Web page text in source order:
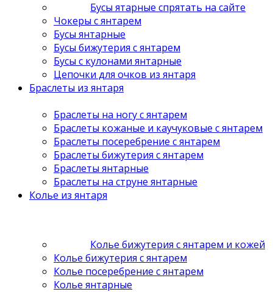
Бусы ятарные спрятать на сайте
Чокеры с янтарем
Бусы янтарные
Бусы бижутерия с янтарем
Бусы с кулонами янтарные
Цепочки для очков из янтаря
Браслеты из янтаря
Браслеты на ногу с янтарем
Браслеты кожаные и каучуковые с янтарем
Браслеты посеребрение с янтарем
Браслеты бижутерия с янтарем
Браслеты янтарные
Браслеты на струне янтарные
Колье из янтаря
Колье бижутерия с янтарем и кожей
Колье бижутерия с янтарем
Колье посеребрение с янтарем
Колье янтарные